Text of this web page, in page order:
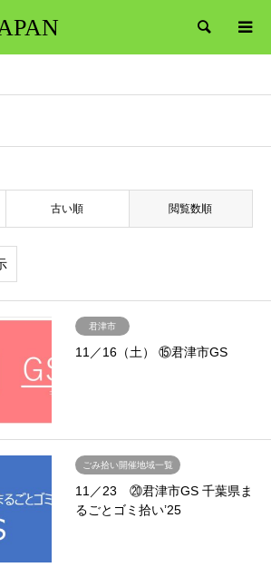
検索
古い順 閲覧数順
君津市
11／16（土） ⑮君津市GS
ごみ拾い開催地域一覧
11／23 ⑳君津市GS 千葉県ま
るごとゴミ拾い’25